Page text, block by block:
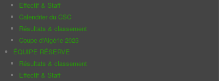
Effectif & Staff
Calendrier du CSC
Résultats & classement
Coupe d'Algérie 2023
ÉQUIPE RÉSERVE
Résultats & classement
Effectif & Staff